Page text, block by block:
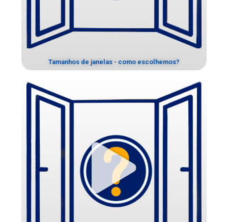
Tamanhos de janelas - como escolhemos?